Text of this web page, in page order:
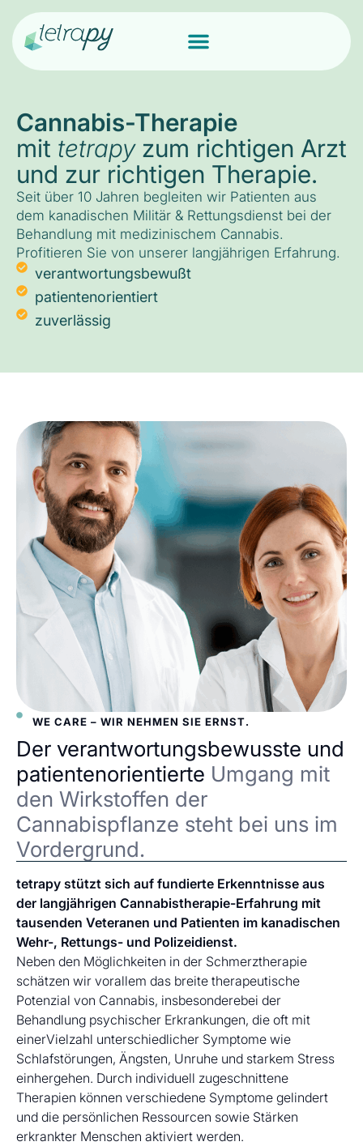
Cannabis-Therapie
mit tetrapyzum richtigen Arzt
und zur richtigen Therapie.
Seit über 10 Jahren begleiten wir Patienten aus
dem kanadischen Militär & Rettungsdienst bei der
Behandlung mit medizinischem Cannabis.
Profitieren Sie von unserer langjährigen Erfahrung.
verantwortungsbewußt
patientenorientiert
zuverlässig
WE CARE – WIR NEHMEN SIE ERNST.
Der verantwortungsbewusste und
patientenorientierte Umgang mit
den Wirkstoffen der
Cannabispflanze steht bei uns im
Vordergrund.
tetrapy stützt sich auf fundierte Erkenntnisse aus
der langjährigen Cannabistherapie-Erfahrung mit
tausenden Veteranen und Patienten im kanadischen
Wehr-, Rettungs- und Polizeidienst.
Neben den Möglichkeiten in der Schmerztherapie
schätzen wir vorallem das breite therapeutische
Potenzial von Cannabis, insbesonderebei der
Behandlung psychischer Erkrankungen, die oft mit
einerVielzahl unterschiedlicher Symptome wie
Schlafstörungen, Ängsten, Unruhe und starkem Stress
einhergehen. Durch individuell zugeschnittene
Therapien können verschiedene Symptome gelindert
und die persönlichen Ressourcen sowie Stärken
erkrankter Menschen aktiviert werden.